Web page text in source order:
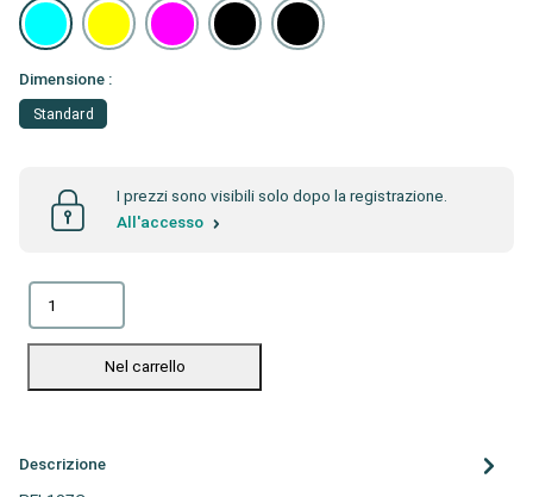
Dimensione :
Standard
I prezzi sono visibili solo dopo la registrazione.
All'accesso
Nel carrello
Descrizione